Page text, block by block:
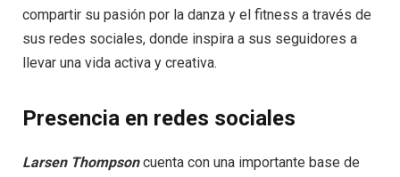
compartir su pasión por la danza y el fitness a través de
sus redes sociales, donde inspira a sus seguidores a
llevar una vida activa y creativa.
Presencia en redes sociales
Larsen Thompsoncuenta con una importante base de